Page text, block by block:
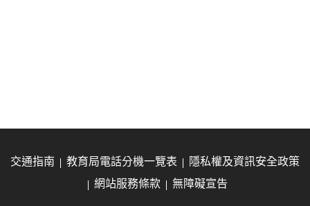
交通指南 教育局電話分機一覽表
隱私權及資訊安全政策
網站服務條款
無障礙宣告